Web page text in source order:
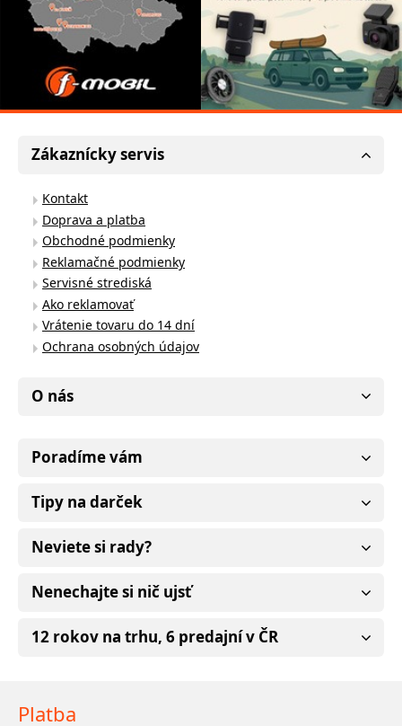
Zákaznícky servis
Kontakt
Doprava a platba
Obchodné podmienky
Reklamačné podmienky
Servisné strediská
Ako reklamovať
Vrátenie tovaru do 14 dní
Ochrana osobných údajov
O nás
Poradíme vám
Tipy na darček
Neviete si rady?
Nenechajte si nič ujsť
12 rokov na trhu, 6 predajní v ČR
Platba